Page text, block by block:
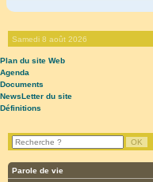
Samedi 8 août 2026
Plan du site Web
Agenda
Documents
NewsLetter du site
Définitions
Parole de vie